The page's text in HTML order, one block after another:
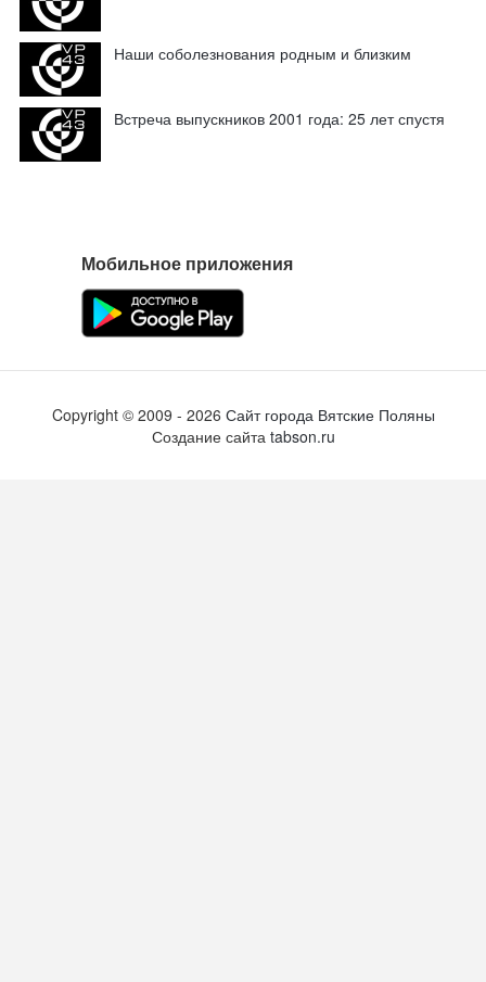
Наши соболезнования родным и близким
Встреча выпускников 2001 года: 25 лет спустя
Мобильное приложения
Copyright © 2009 - 2026 Сайт города Вятские Поляны
Создание сайта tabson.ru